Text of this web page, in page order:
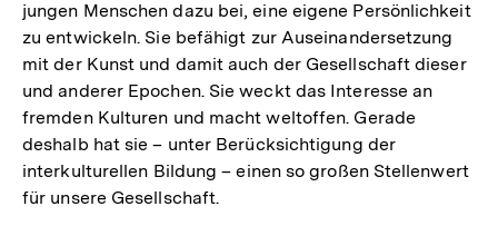
jungen Menschen dazu bei, eine eigene Persönlichkeit
zu entwickeln. Sie befähigt zur Auseinandersetzung
mit der Kunst und damit auch der Gesellschaft dieser
und anderer Epochen. Sie weckt das Interesse an
fremden Kulturen und macht weltoffen. Gerade
deshalb hat sie – unter Berücksichtigung der
interkulturellen Bildung – einen so großen Stellenwert
für unsere Gesellschaft.